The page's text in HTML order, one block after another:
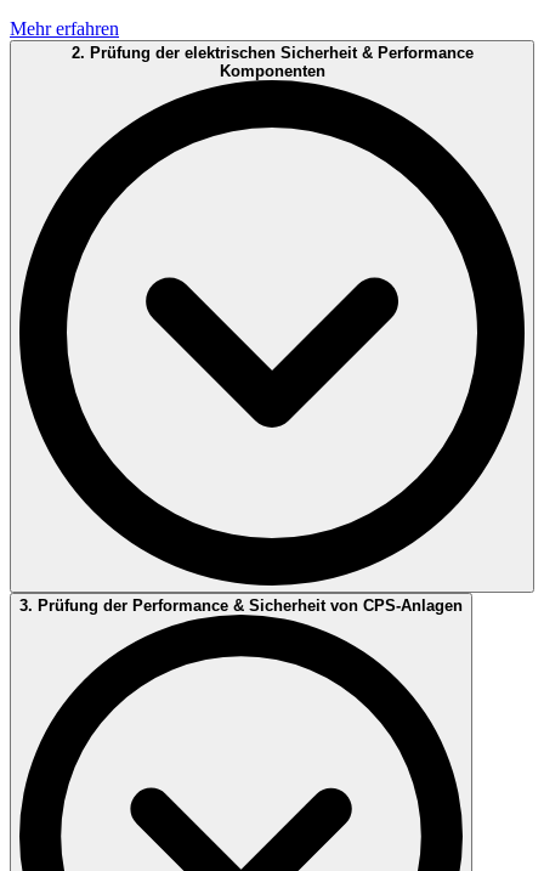
Mehr erfahren
2. Prüfung der elektrischen Sicherheit & Performance
Komponenten
IEC / EN 61347-1 (allgemeine Anforderungen Betriebsgeräte
für Leuchten)
IEC / EN 61347-2-7 (Betriebsgeräte für Notleuchten mit
Einzelbatterie)
IEC / EN 61347-2-11 (Module für Leuchten)
IEC / EN 61347-2-13 (Betriebsgeräte für LED-Module)
IEC / EN 62384 (Performance Anforderungen für
Betriebsgeräte für LED-Module)
IEC / EN 62031 (LED-Module)
IEC / EN 62034 (Automatische Prüfsysteme für
batteriebetriebene Sicherheitsbeleuchtung für Rettungswege)
UL 8750 (Betriebsgeräte und LED-Module)
3. Prüfung der Performance & Sicherheit von CPS-Anlagen